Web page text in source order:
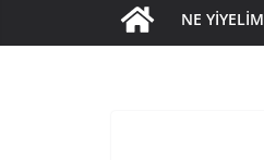
NE YİYELİM